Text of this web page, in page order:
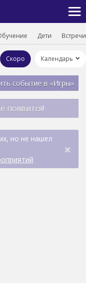
Дети Встречи
Скоро Календарь
событие в «Игры»
появится!
но не нашел
×